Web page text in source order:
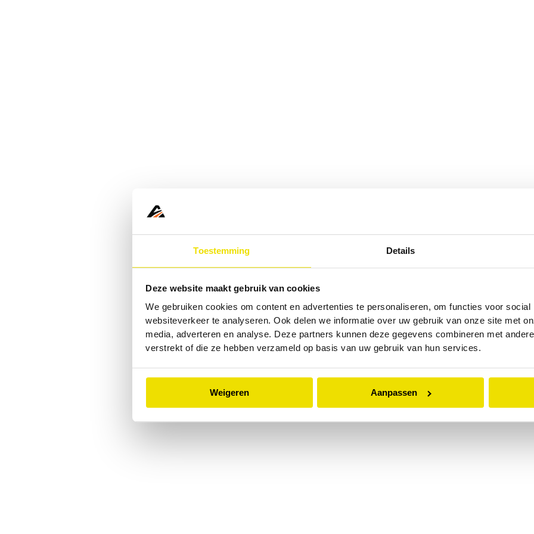
Toestemming Details
Deze website maakt gebruik van cookies
We gebruiken cookies om content en advertenties te personaliseren, om functies voor
websiteverkeer te analyseren. Ook delen we informatie over uw gebruik van onze site met
media, adverteren en analyse. Deze partners kunnen deze gegevens combineren met
verstrekt of die ze hebben verzameld op basis van uw gebruik van hun services.
Weigeren Aanpassen
Application error: aclient-side exception has occurred while loadingwww.abd.nl(see the